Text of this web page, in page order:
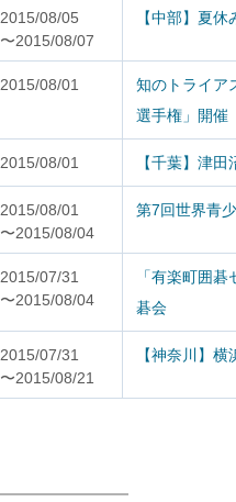
2015/08/05
〜2015/08/07
【中部】夏
2015/08/01
知のトライア
選手権」開催
2015/08/01 【千葉】津
2015/08/01
〜2015/08/04
第7回世界青
2015/07/31
〜2015/08/04
「有楽町囲
碁会
2015/07/31
〜2015/08/21
【神奈川】